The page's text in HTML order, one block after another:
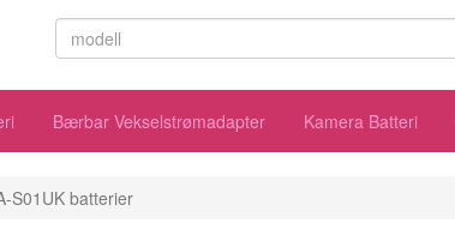
Bærbar Vekselstrømadapter Kamera Batteri
S01UK batterier